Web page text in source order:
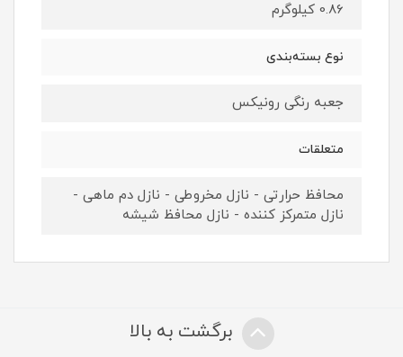
0.86 کیلوگرم
نوع بسته‌بندی
جعبه رنگی رونیکس
متعلقات
محافظ حرارتی - نازل مخروطی - نازل دم ماهی -
نازل متمرکز کننده - نازل محافظ شیشه
برگشت به بالا